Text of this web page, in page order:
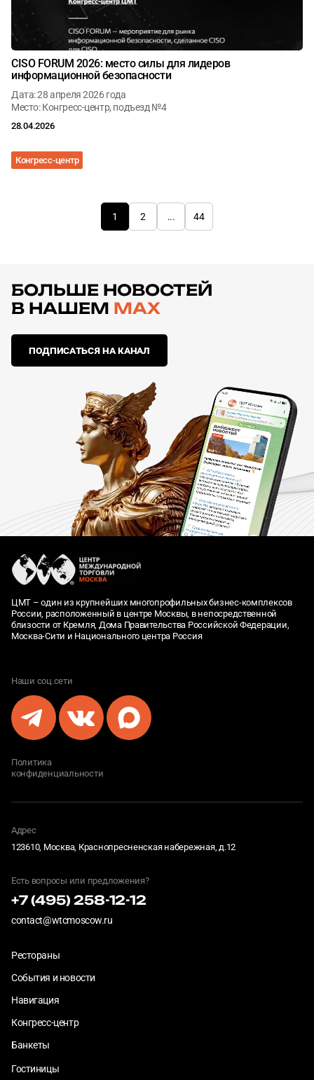
CISO FORUM 2026: место силы для лидеров
информационной безопасности
Дата: 28 апреля 2026 года
Место: Конгресс-центр, подъезд №4
28.04.2026
Конгресс-центр
1 2 ... 44
БОЛЬШЕ НОВОСТЕЙ
В НАШЕМ MAX
ПОДПИСАТЬСЯ НА КАНАЛ
ЦМТ – один из крупнейших многопрофильных бизнес-комплексов
России, расположенный в центре Москвы, в непосредственной
близости от Кремля, Дома Правительства Российской Федерации,
Москва-Сити и Национального центра Россия
Наши соц.сети
Политика
конфиденциальности
Адрес
123610, Москва, Краснопресненская набережная, д.12
Есть вопросы или предложения?
+7 (495) 258-12-12
contact@wtcmoscow.ru
Рестораны
События и новости
Навигация
Конгресс-центр
Банкеты
Гостиницы